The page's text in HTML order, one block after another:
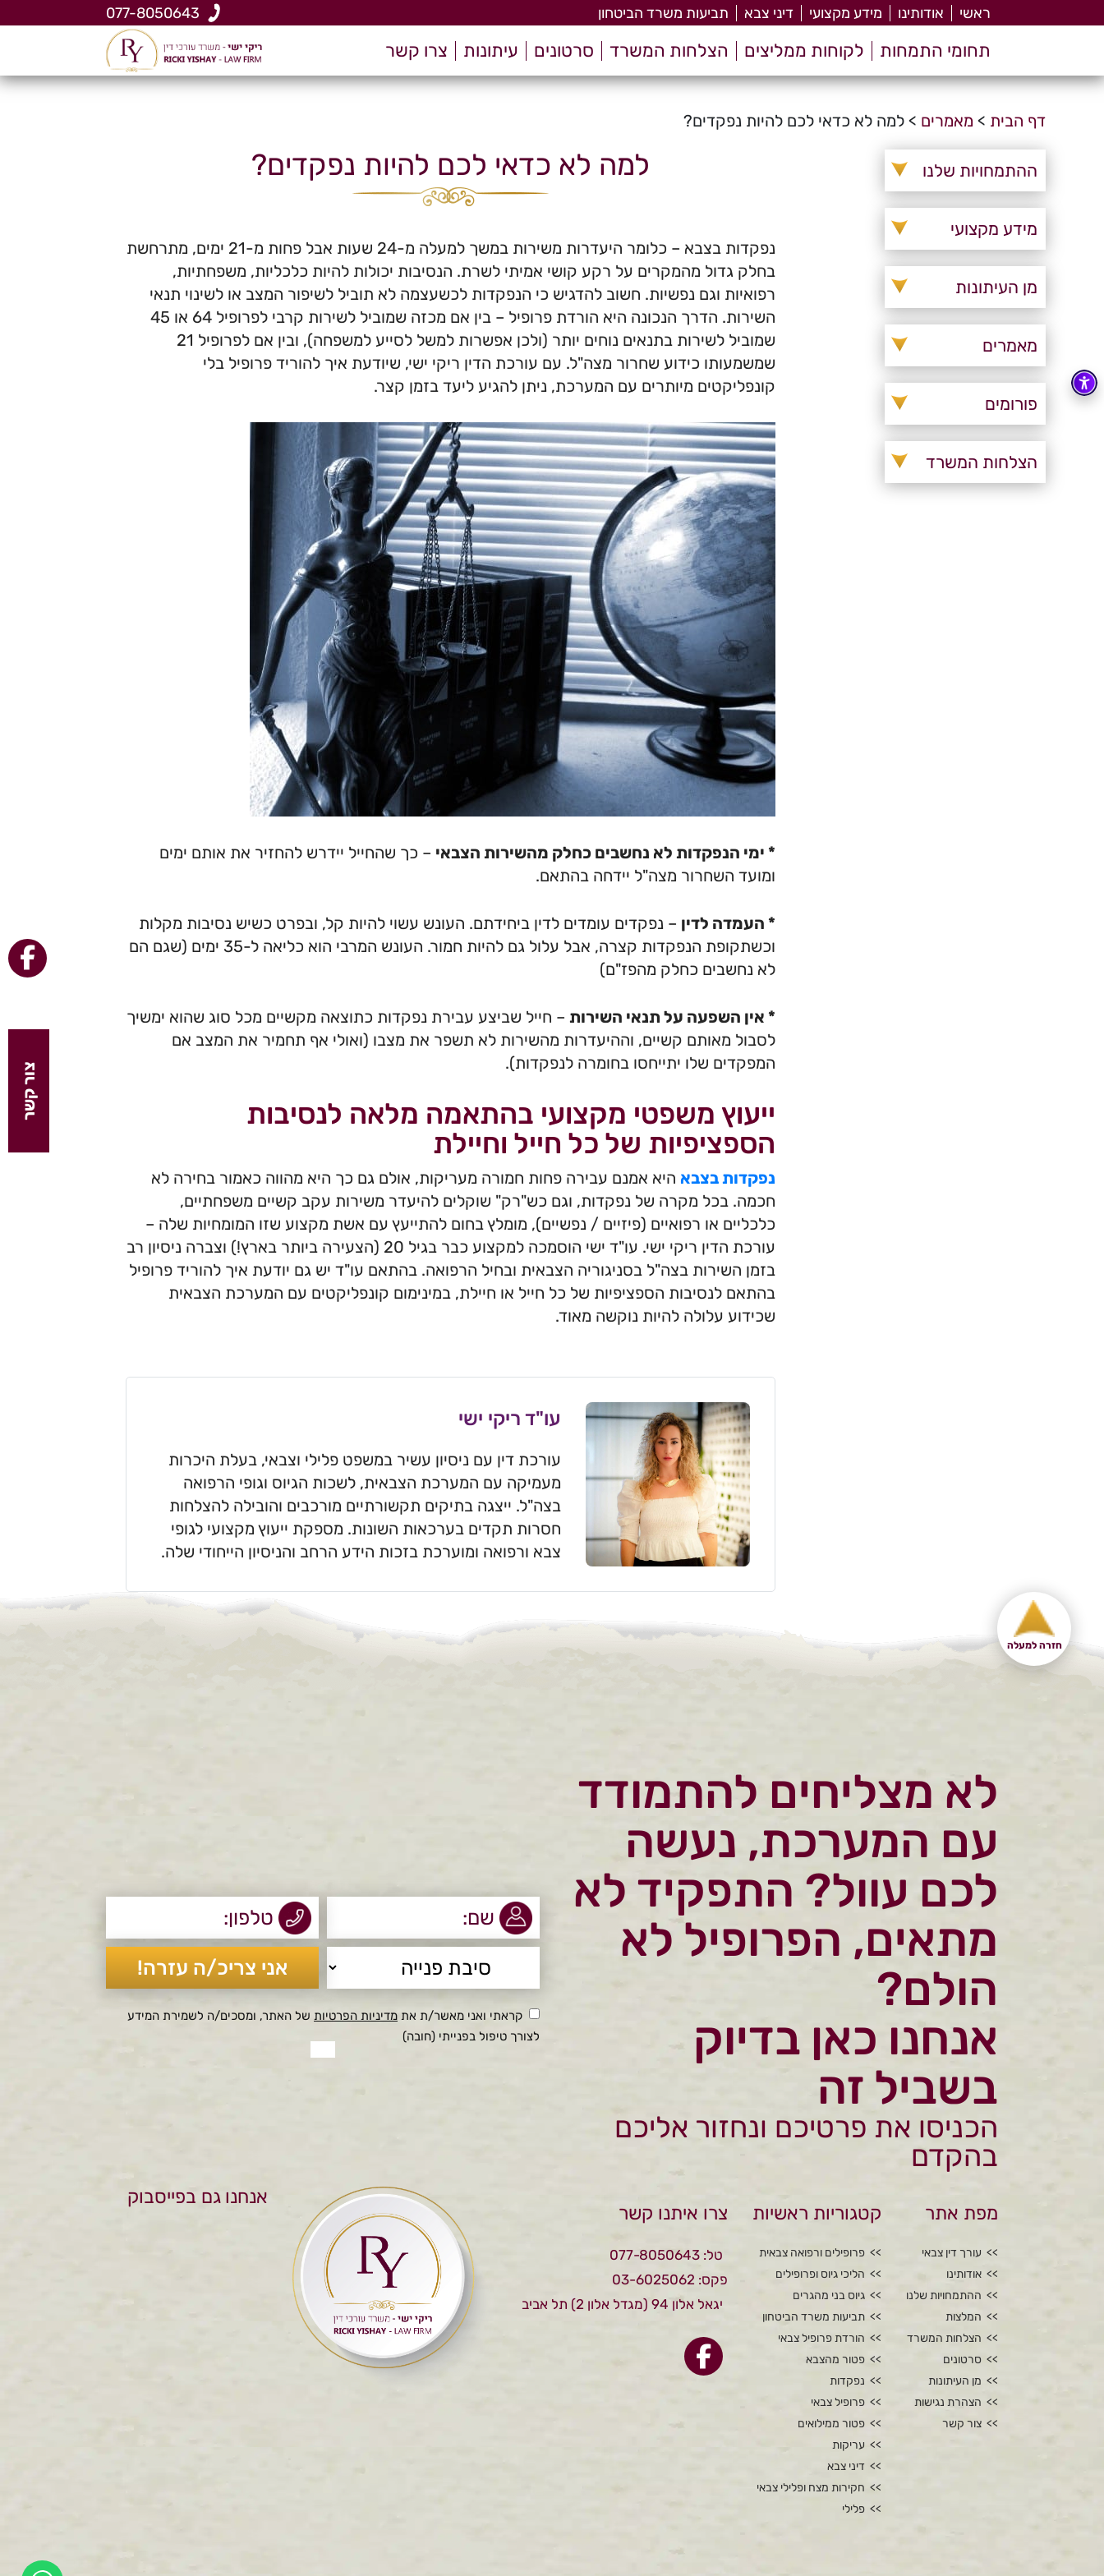
ראשי אודותינו מידע מקצועי דיני צבא תביעות משרד הביטחון 077-8050643
תחומי התמחות לקוחות ממליצים הצלחות המשרד סרטונים עיתונות צרו קשר
צור קשר
דף הבית > מאמרים > למה לא כדאי לכם להיות נפקדים?
ההתמחויות שלנו
מידע מקצועי
מן העיתונות
מאמרים
פורומים
הצלחות המשרד
למה לא כדאי לכם להיות נפקדים?
נפקדות בצבא – כלומר היעדרות משירות במשך למעלה מ-24 שעות אבל פחות מ-21 ימים, מתרחשת
בחלק גדול מהמקרים על רקע קושי אמיתי לשרת. הנסיבות יכולות להיות כלכליות, משפחתיות,
רפואיות וגם נפשיות. חשוב להדגיש כי הנפקדות לכשעצמה לא תוביל לשיפור המצב או לשינוי תנאי
השירות. הדרך הנכונה היא הורדת פרופיל – בין אם מכזה שמוביל לשירות קרבי לפרופיל 64 או 45
שמוביל לשירות בתנאים נוחים יותר (ולכן אפשרות למשל לסייע למשפחה), ובין אם לפרופיל 21
שמשמעותו כידוע שחרור מצה"ל. עם עורכת הדין ריקי ישי, שיודעת איך להוריד פרופיל בלי
קונפליקטים מיותרים עם המערכת, ניתן להגיע ליעד בזמן קצר.
* ימי הנפקדות לא נחשבים כחלק מהשירות הצבאי – כך שהחייל יידרש להחזיר את אותם ימים
ומועד השחרור מצה"ל יידחה בהתאם.
* העמדה לדין – נפקדים עומדים לדין ביחידתם. העונש עשוי להיות קל, ובפרט כשיש נסיבות מקלות
וכשתקופת הנפקדות קצרה, אבל עלול גם להיות חמור. העונש המרבי הוא כליאה ל-35 ימים (שגם הם
לא נחשבים כחלק מהפז"ם)
* אין השפעה על תנאי השירות– חייל שביצע עבירת נפקדות כתוצאה מקשיים מכל סוג שהוא ימשיך
לסבול מאותם קשיים, וההיעדרות מהשירות לא תשפר את מצבו (ואולי אף תחמיר את המצב אם
המפקדים שלו יתייחסו בחומרה לנפקדות).
ייעוץ משפטי מקצועי בהתאמה מלאה לנסיבות
הספציפיות של כל חייל וחיילת
נפקדות בצבא היא אמנם עבירה פחות חמורה מעריקות, אולם גם כך היא מהווה כאמור בחירה לא
חכמה. בכל מקרה של נפקדות, וגם כש"רק" שוקלים להיעדר משירות עקב קשיים משפחתיים,
כלכליים או רפואיים (פיזיים / נפשיים), מומלץ בחום להתייעץ עם אשת מקצוע שזו המומחיות שלה –
עורכת הדין ריקי ישי. עו"ד ישי הוסמכה למקצוע כבר בגיל 20 (הצעירה ביותר בארץ!) וצברה ניסיון רב
בזמן השירות בצה"ל בסניגוריה הצבאית ובחיל הרפואה. בהתאם עו"ד יש גם יודעת איך להוריד פרופיל
בהתאם לנסיבות הספציפיות של כל חייל או חיילת, במינימום קונפליקטים עם המערכת הצבאית
שכידוע עלולה להיות נוקשה מאוד.
עו"ד ריקי ישי
עורכת דין עם ניסיון עשיר במשפט פלילי וצבאי, בעלת היכרות
מעמיקה עם המערכת הצבאית, לשכות הגיוס וגופי הרפואה
בצה"ל. ייצגה בתיקים תקשורתיים מורכבים והובילה להצלחות
חסרות תקדים בערכאות השונות. מספקת ייעוץ מקצועי לגופי
צבא ורפואה ומוערכת בזכות הידע הרחב והניסיון הייחודי שלה.
חזרה למעלה
לא מצליחים להתמודד
עם המערכת, נעשה
לכם עוול? התפקיד לא
מתאים, הפרופיל לא
הולם?
אנחנו כאן בדיוק
בשביל זה
הכניסו את פרטיכם ונחזור אליכם
בהקדם
קראתי ואני מאשר/ת את מדיניות הפרטיותשל האתר, ומסכים/ה לשמירת המידע
לצורך טיפול בפנייתי (חובה)
מפת אתר
עורך דין צבאי
אודותינו
ההתמחויות שלנו
המלצות
הצלחות המשרד
סרטונים
מן העיתונות
הצהרת נגישות
צור קשר
קטגוריות ראשיות
פרופילים ורפואה צבאית
הליכי גיוס ופרופילים
גיוס בני מהגרים
תביעות משרד הביטחון
הורדת פרופיל צבאי
פטור מהצבא
נפקדות
פרופיל צבאי
פטור ממילואים
עריקות
דיני צבא
חקירות מצח ופלילי צבאי
פלילי
צרו איתנו קשר
טל: 077-8050643
פקס: 03-6025062
יגאל אלון 94 (מגדל אלון 2) תל אביב
אנחנו גם בפייסבוק